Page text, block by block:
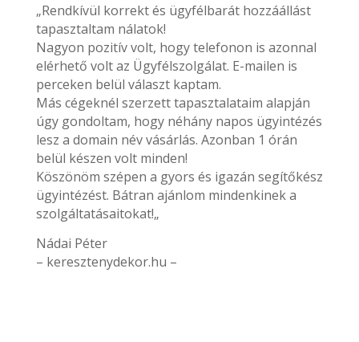
„Rendkívül korrekt és ügyfélbarát hozzáállást
tapasztaltam nálatok!
Nagyon pozitív volt, hogy telefonon is azonnal
elérhető volt az Ügyfélszolgálat. E-mailen is
perceken belül választ kaptam.
Más cégeknél szerzett tapasztalataim alapján
úgy gondoltam, hogy néhány napos ügyintézés
lesz a domain név vásárlás. Azonban 1 órán
belül készen volt minden!
Köszönöm szépen a gyors és igazán segítőkész
ügyintézést. Bátran ajánlom mindenkinek a
szolgáltatásaitokat!„
Nádai Péter
– keresztenydekor.hu –